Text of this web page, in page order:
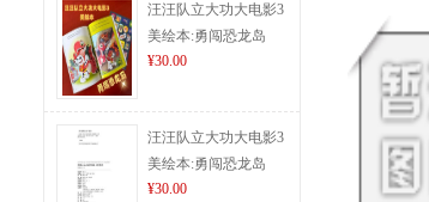
汪汪队立大功大电影3
美绘本:勇闯恐龙岛
¥30.00
汪汪队立大功大电影3
美绘本:勇闯恐龙岛
¥30.00